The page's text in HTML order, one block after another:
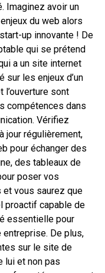
Imaginez avoir un
du web alors
up innovante ! De
qui se prétend
a un site internet
sur les enjeux d’un
l’ouverture sont
compétences dans
Vérifiez
jour régulièrement,
pour échanger des
des tableaux de
poser vos
vous saurez que
proactif capable de
essentielle pour
De plus,
sur le site de
lui et non pas